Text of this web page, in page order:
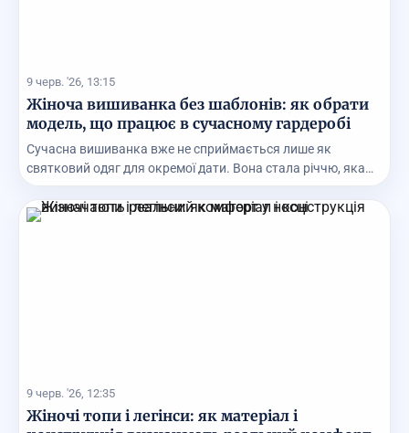
9 черв. '26, 13:15
Жіноча вишиванка без шаблонів: як обрати
модель, що працює в сучасному гардеробі
Сучасна вишиванка вже не сприймається лише як
святковий одяг для окремої дати. Вона стала річчю, яка
9 черв. '26, 12:35
Жіночі топи і легінси: як матеріал і